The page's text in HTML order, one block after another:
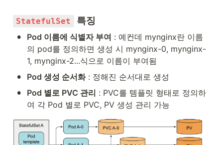
StatefulSet 특징
• Pod 이름에 식별자 부여 : 예컨데 mynginx란 이름
의 pod를 정의하면 생성 시 mynginx-0, mynginx-
1, mynginx-2...식으로 이름이 부여됨
• Pod 생성 순서화 : 정해진 순서대로 생성
• Pod 별로 PVC 관리 : PVC를 템플릿 형태로 정의하
여 각 Pod 별로 PVC, PV 생성 관리 가능